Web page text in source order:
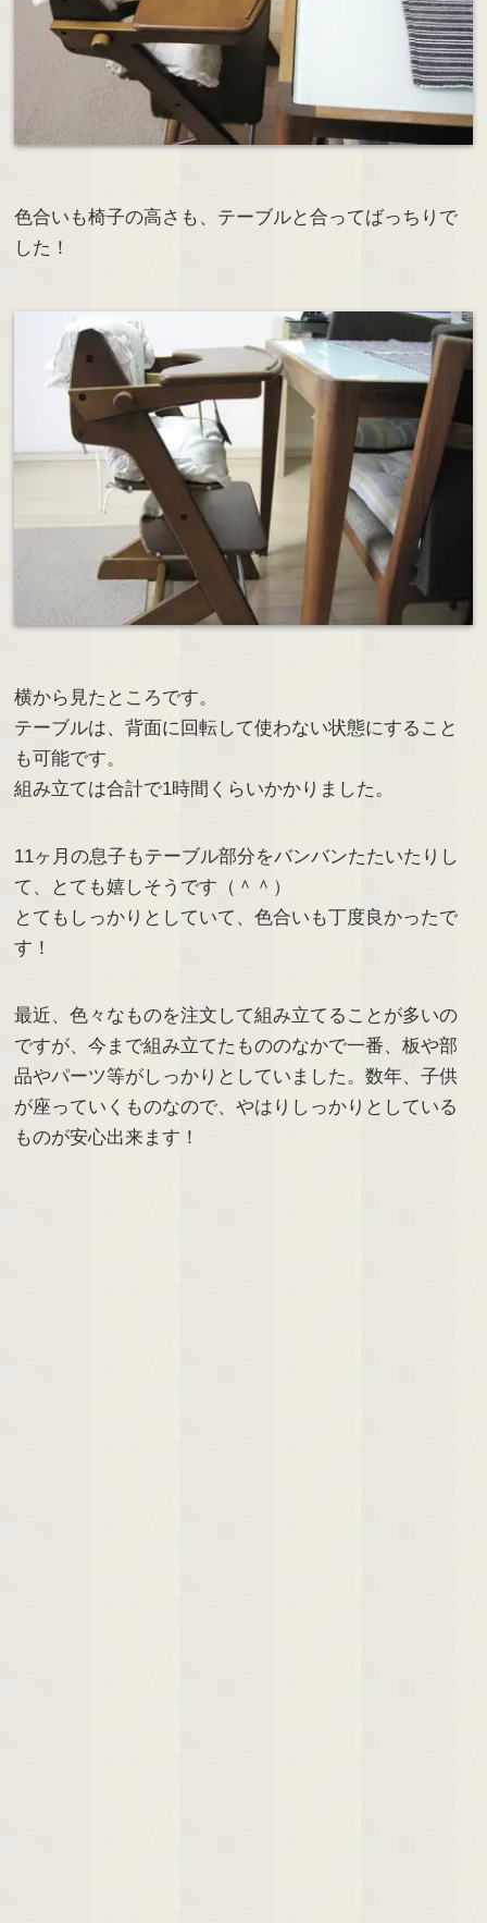
色合いも椅子の高さも、テーブルと合ってばっちりで
した！
横から見たところです。
テーブルは、背面に回転して使わない状態にすること
も可能です。
組み立ては合計で1時間くらいかかりました。
11ヶ月の息子もテーブル部分をバンバンたたいたりし
て、とても嬉しそうです（＾＾）
とてもしっかりとしていて、色合いも丁度良かったで
す！
最近、色々なものを注文して組み立てることが多いの
ですが、今まで組み立てたもののなかで一番、板や部
品やパーツ等がしっかりとしていました。数年、子供
が座っていくものなので、やはりしっかりとしている
ものが安心出来ます！